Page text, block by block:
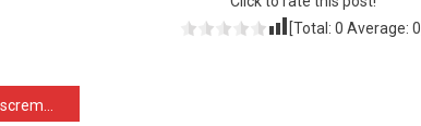
[Total: 0 Average: 0
könnte